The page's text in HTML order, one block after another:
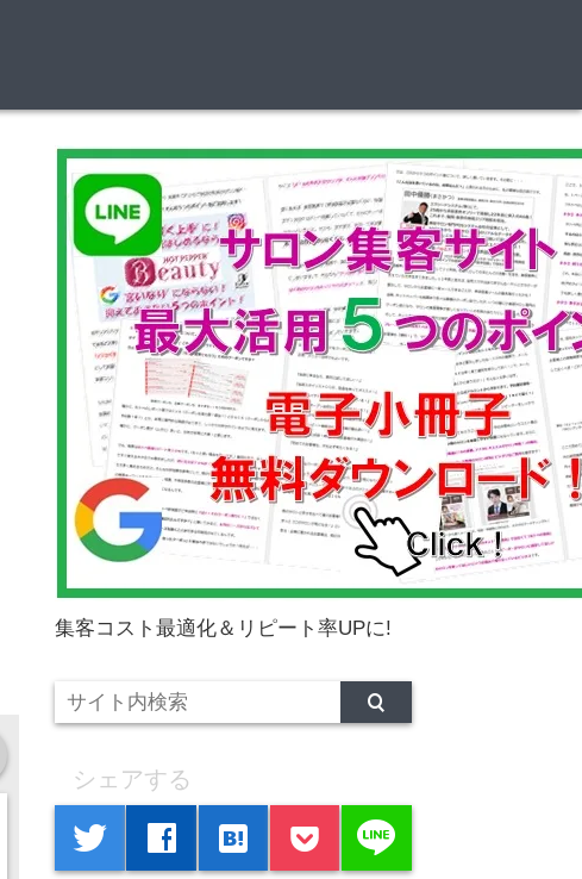
集客コスト最適化＆リピート率UPに!
シェアする
twitter facebook hatenabookmark line